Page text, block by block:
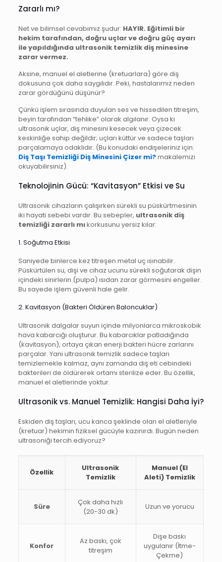
Zararlı mı?
Net ve bilimsel cevabımız şudur: HAYIR. Eğitimli bir
hekim tarafından, doğru uçlar ve doğru güç ayarı
ile yapıldığında ultrasonik temizlik diş minesine
zarar vermez.
Aksine, manuel el aletlerine (kretuarlara) göre diş
dokusuna çok daha saygılıdır. Peki, hastalarımız neden
zarar gördüğünü düşünür?
Çünkü işlem sırasında duyulan ses ve hissedilen titreşim,
beyin tarafından “tehlike” olarak algılanır. Oysa ki
ultrasonik uçlar, diş minesini kesecek veya çizecek
keskinliğe sahip değildir; uçları küttür ve sadece taşları
parçalamaya odaklıdır. (Bu konudaki endişeleriniz için:
Diş Taşı Temizliği Diş Minesini Çizer mi?makalemizi
okuyabilirsiniz).
Teknolojinin Gücü: “Kavitasyon” Etkisi ve Su
Ultrasonik cihazların çalışırken sürekli su püskürtmesinin
iki hayati sebebi vardır. Bu sebepler, ultrasonik diş
temizliği zararlı mıkorkusunu yersiz kılar:
1. Soğutma Etkisi
Saniyede binlerce kez titreşen metal uç ısınabilir.
Püskürtülen su, dişi ve cihaz ucunu sürekli soğutarak dişin
içindeki sinirlerin (pulpa) ısıdan zarar görmesini engeller.
Bu sayede işlem güvenli hale gelir.
2. Kavitasyon (Bakteri Öldüren Baloncuklar)
Ultrasonik dalgalar suyun içinde milyonlarca mikroskobik
hava kabarcığı oluşturur. Bu kabarcıklar patladığında
(kavitasyon), ortaya çıkan enerji bakteri hücre zarlarını
parçalar. Yani ultrasonik temizlik sadece taşları
temizlemekle kalmaz, aynı zamanda diş eti cebindeki
bakterileri de öldürerek ortamı sterilize eder. Bu özellik,
manuel el aletlerinde yoktur.
Ultrasonik vs. Manuel Temizlik: Hangisi Daha İyi?
Eskiden diş taşları, ucu kanca şeklinde olan el aletleriyle
(kretuar) hekimin fiziksel gücüyle kazınırdı. Bugün neden
ultrasoniği tercih ediyoruz?
Özellik
Ultrasonik
Temizlik
Manuel (El
Aleti) Temizlik
Süre
Çok daha hızlı
(20-30 dk)
Uzun ve yorucu
Konfor
Az baskı, çok
titreşim
Dişe baskı
uygulanır (İtme-
Çekme)